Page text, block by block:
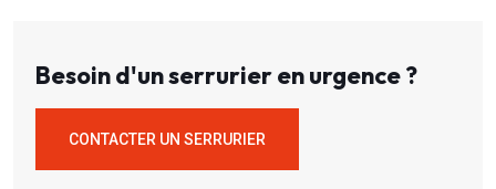
Besoin d'un serrurier en urgence ?
CONTACTER UN SERRURIER